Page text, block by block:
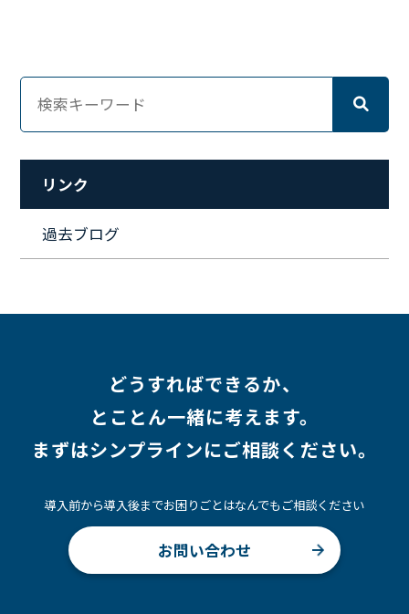
#インフラエンジニア
#セキュリティ
#ペット #経営者
#プロジェクト
#ワークライフバランス
#キャリア形成
#働く環境 #転職
#インタビュー
#スキルアップ
#採用
#Linux #採用情報
リンク
過去ブログ
どうすればできるか、
とことん一緒に考えます。
まずはシンプラインにご相談ください。
導入前から導入後までお困りごとはなんでもご相談ください
お問い合わせ